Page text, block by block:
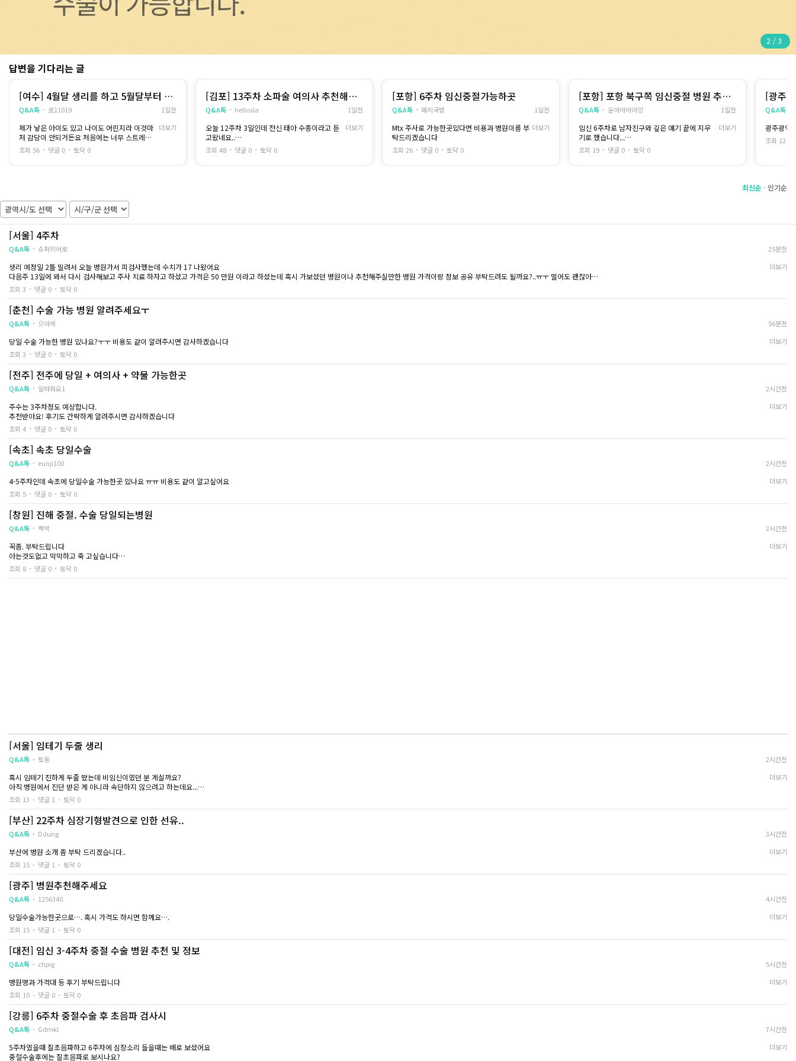
2 /3
답변을 기다리는 글
[여수] 4월달 생리를 하고 5월달부터 계
속 안해요
Q&A톡 로11019 1일전
제가 낳은 아이도 있고 나이도 어린지라 이것마
저 감당이 안되거든요 처음에는 너무 스트레스
받아서 생리를 안하나 했는데 제가 처음 임신했
을때랑 같은 느낌이더라구요 지금 그냥 평자로
슷하시거나 같은 주수에 지우신분 가격대라도
알고싶습니다 준비된게 없어서 그냥 모든게 막
막해서 글 적습니다..
더보기
조회 56 댓글 0 토닥 0
[김포] 13주차 소파술 여의사 추천해주
세요
Q&A톡 hellosla 1일전
오늘 12주차 3일인데 전신 태아 수종이라고 듣
고왔네요..
목 투명대 9mm이구요.. 소개받은 병원은 서울
이라 멀어서
더보기
조회 48 댓글 0 토닥 0
[포항] 6주차 임신중절가능하곳
Q&A톡 돼지국밥 1일전
Mtx 주사로 가능한곳있다면 비용과 병원이름 부
탁드리겠습니다
더보기
조회 26 댓글 0 토닥 0
[포항] 포항 북구쪽 임신중절 병원 추천
해주세요
Q&A톡 윤아아아아앙 1일전
임신 6주차로 남자친구와 깊은 얘기 끝에 지우
기로 했습니다...
포항에 가격 합리적이고 선생님들 좋은 병원 추
더보기
조회 19 댓글 0 토닥 0
[광주]
Q&A톡
광주광역
조회 12
최신순 인기순
[서울] 4주차
Q&A톡 슈퍼히어로 25분전
생리 예정일 2틀 밀려서 오늘 병원가서 피검사했는데 수치가 17 나왔어요
다음주 13일에 와서 다시 검사해보고 주사 치료 하자고 하셨고 가격은 50 만원 이라고 하셨는데 혹시 가보셨던 병원이나 추천해주실만한 병원 가격이랑 정보 공유 부탁드려도 될까요?..ㅠㅜ 멀어도 괜찮아요
그리고 혹시 다음주에 가서 수치가 떨어지면 그냥 생리 할 수도 있는건가요 ?
더보기
조회 3 댓글 0 토닥 0
[춘천] 수술 가능 병원 알려주세요ㅜ
Q&A톡 으아에 56분전
당일 수술 가능한 병원 있나요?ㅜㅜ 비용도 같이 알려주시면 감사하겠습니다
더보기
조회 3
댓글 0 토닥 0
[전주] 전주에 당일 + 여의사 + 약물 가능한곳
Q&A톡 알려줘요1 2시간전
주수는 3주차정도 예상합니다.
추천받아요! 후기도 간략하게 알려주시면 감사하겠습니다
더보기
조회 4 댓글 0 토닥 0
[속초] 속초 당일수술
Q&A톡 eunji100 2시간전
4-5주차인데 속초에 당일수술 가능한곳 있나요 ㅠㅠ 비용도 같이 알고싶어요
더보기
조회 5
댓글 0 토닥 0
[창원] 진해 중절. 수술 당일되는병원
Q&A톡 백박 2시간전
꼭좀. 부탁드립니다
아는것도없고 막막하고 죽 고싶습니다
절망스럽고. 미안하고. 눈물밖에 안 나오지만
더늦기전에 선택하려합니다
더보기
조회 8 댓글 0 토닥 0
[서울] 임테기 두줄 생리
Q&A톡 토둥 2시간전
혹시 임테기 진하게 두줄 떴는데 비임신이였던 분 계실까요?
아직 병원에서 진단 받은 게 아니라 속단하지 않으려고 하는데요...
임테기 두줄 떴는데 병원가서 임신 아니였던 분 있는지 궁금합니다
저는 지금 생리도 밀렸고 생리통같은 통증도 있는데 생리는 안하신분
혹시나 있으실까해서 여쭤봅니다...
더보기
조회 13 댓글 1 토닥 0
[부산] 22주차 심장기형발견으로 인한 선유..
Q&A톡 Ddung 3시간전
부산에 병원 소개 좀 부탁 드리겠습니다..
더보기
조회 15
댓글 1 토닥 0
[광주] 병원추천해주세요
Q&A톡 1256340 4시간전
당일수술가능한곳으로…. 혹시 가격도 하시면 함께요….
더보기
조회 15
댓글 1 토닥 0
[대전] 임신 3-4주차 중절 수술 병원 추천 및 정보
Q&A톡 chpig 5시간전
병원명과 가격대 등 후기 부탁드립니다
더보기
조회 10
댓글 0 토닥 0
[강릉] 6주차 중절수술 후 초음파 검사시
Q&A톡 Gdmkl 7시간전
5주차였을때 질초음파하고 6주차에 심장소리 들을때는 배로 보셨어요
중절수술후에는 질초음파로 보시나요?
더보기